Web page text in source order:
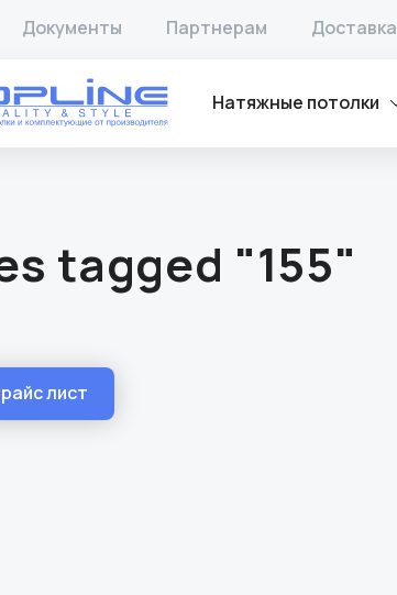
Документы Партнерам Доставка
Натяжные потолки
tagged "155"
лист